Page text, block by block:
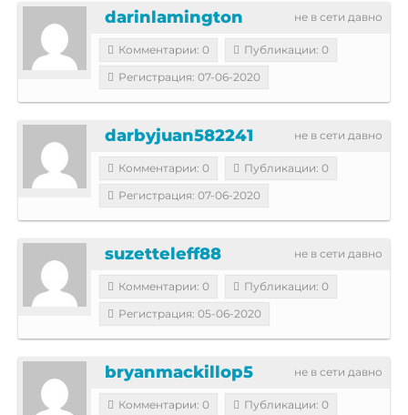
не в сети давно
darinlamington
Комментарии: 0
Публикации: 0
Регистрация: 07-06-2020
не в сети давно
darbyjuan582241
Комментарии: 0
Публикации: 0
Регистрация: 07-06-2020
не в сети давно
suzetteleff88
Комментарии: 0
Публикации: 0
Регистрация: 05-06-2020
не в сети давно
bryanmackillop5
Комментарии: 0
Публикации: 0